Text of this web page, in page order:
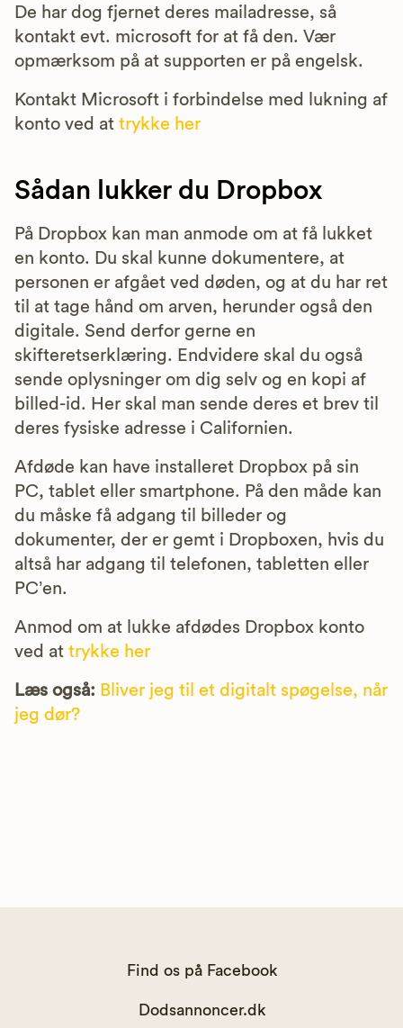
De har dog fjernet deres mailadresse, så
kontakt evt. microsoft for at få den. Vær
opmærksom på at supporten er på engelsk.
Kontakt Microsoft i forbindelse med lukning af
konto ved at trykke her
Sådan lukker du Dropbox
På Dropbox kan man anmode om at få lukket
en konto. Du skal kunne dokumentere, at
personen er afgået ved døden, og at du har ret
til at tage hånd om arven, herunder også den
digitale. Send derfor gerne en
skifteretserklæring. Endvidere skal du også
sende oplysninger om dig selv og en kopi af
billed-id. Her skal man sende deres et brev til
deres fysiske adresse i Californien.
Afdøde kan have installeret Dropbox på sin
PC, tablet eller smartphone. På den måde kan
du måske få adgang til billeder og
dokumenter, der er gemt i Dropboxen, hvis du
altså har adgang til telefonen, tabletten eller
PC’en.
Anmod om at lukke afdødes Dropbox konto
ved at trykke her
Læs også: Bliver jeg til et digitalt spøgelse, når
jeg dør?
Find os på Facebook
Dodsannoncer.dk